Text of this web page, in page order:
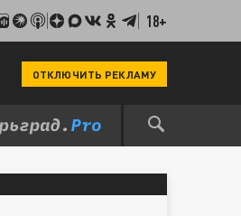
18+
ОТКЛЮЧИТЬ РЕКЛАМУ